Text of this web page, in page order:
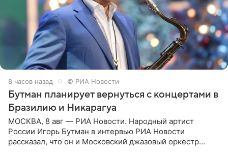
8 часов назад © РИА Новости
Бутман планирует вернуться с концертами в
Бразилию и Никарагуа
МОСКВА, 8 авг — РИА Новости. Народный артист
России Игорь Бутман в интервью РИА Новости
рассказал, что он и Московский джазовый оркестр